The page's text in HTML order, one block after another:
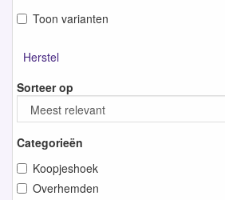
Toon varianten
Herstel
Sorteer op
Categorieën
Koopjeshoek
Overhemden